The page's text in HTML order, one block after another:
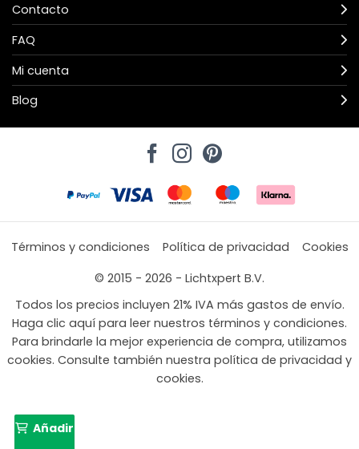
Contacto
FAQ
Mi cuenta
Blog
Términos y condiciones Política de privacidad
Cookies
© 2015 - 2026 - Lichtxpert B.V.
Todos los precios incluyen 21% IVA más gastos de envío.
Haga clic aquí para leer nuestros términos y condiciones.
Para brindarle la mejor experiencia de compra, utilizamos
cookies. Consulte también nuestra política de privacidad y
cookies.
Añadir